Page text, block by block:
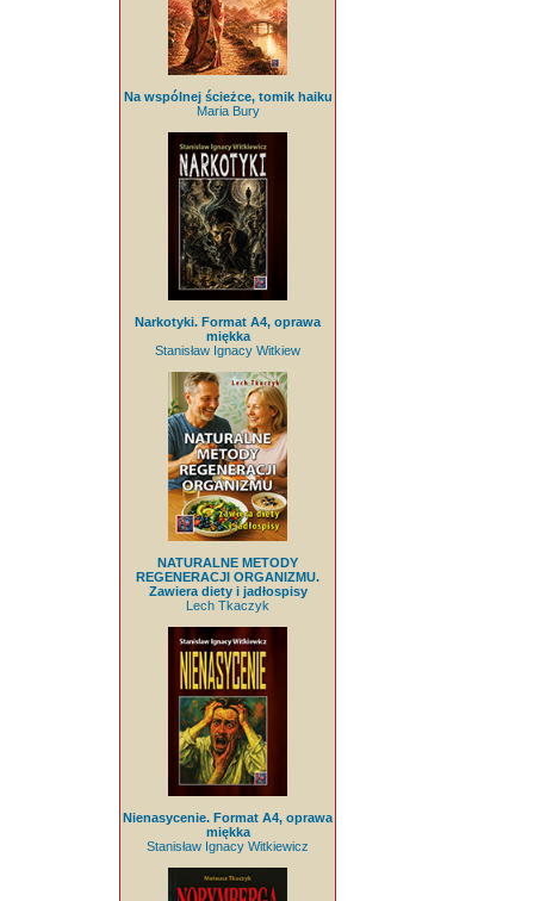
Na wspólnej ścieżce, tomik haiku
Maria Bury
Narkotyki. Format A4, oprawa
miękka
Stanisław Ignacy Witkiew
NATURALNE METODY
REGENERACJI ORGANIZMU.
Zawiera diety i jadłospisy
Lech Tkaczyk
Nienasycenie. Format A4, oprawa
miękka
Stanisław Ignacy Witkiewicz